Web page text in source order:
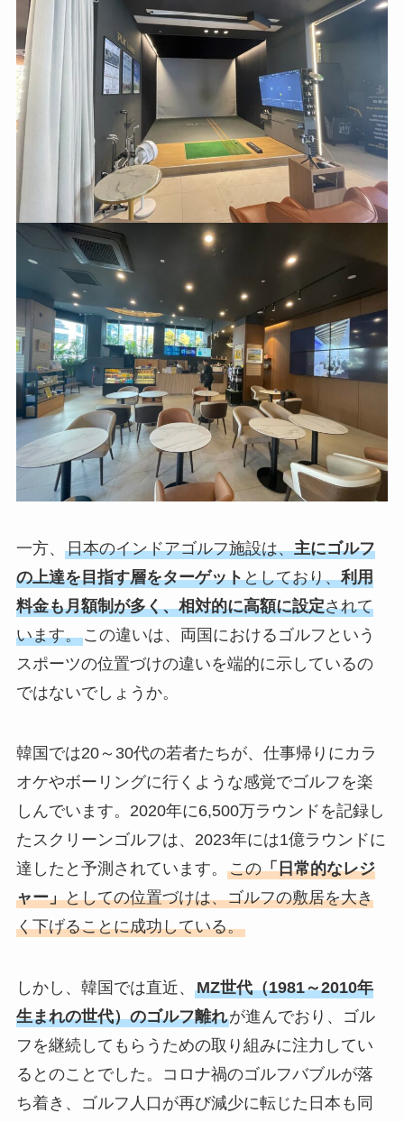
一方、 日本のインドアゴルフ施設は、主にゴルフ
の上達を目指す層をターゲットとしており、利用
料金も月額制が多く、相対的に高額に設定されて
います。この違いは、両国におけるゴルフという
スポーツの位置づけの違いを端的に示しているの
ではないでしょうか。
韓国では20～30代の若者たちが、仕事帰りにカラ
オケやボーリングに行くような感覚でゴルフを楽
しんでいます。2020年に6,500万ラウンドを記録し
たスクリーンゴルフは、2023年には1億ラウンドに
達したと予測されています。 この「日常的なレジ
ャー」としての位置づけは、ゴルフの敷居を大き
く下げることに成功している。
しかし、韓国では直近、 MZ世代（1981～2010年
生まれの世代）のゴルフ離れが進んでおり、ゴル
フを継続してもらうための取り組みに注力してい
るとのことでした。コロナ禍のゴルフバブルが落
ち着き、ゴルフ人口が再び減少に転じた日本も同